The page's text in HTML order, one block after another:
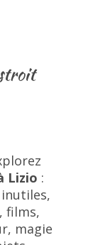
Lizio :
films,
magie